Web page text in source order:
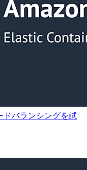
バランシングを試